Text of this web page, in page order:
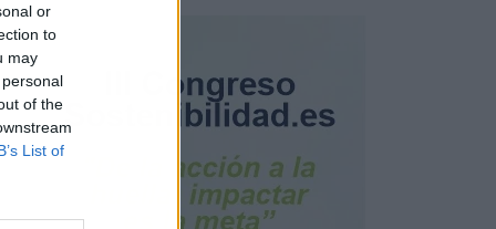
or
to
may
of the
List of